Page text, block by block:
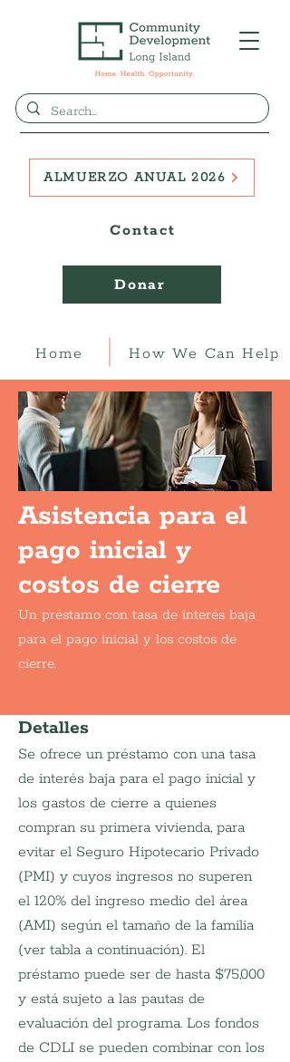
Donar
Contact
ALMUERZO ANUAL 2026
Home How We Can Help
Asistencia para el
pago inicial y
costos de cierre
Un préstamo con tasa de interés baja
para el pago inicial y los costos de
cierre.
Detalles
Se ofrece un préstamo con una tasa
de interés baja para el pago inicial y
los gastos de cierre a quienes
compran su primera vivienda, para
evitar el Seguro Hipotecario Privado
(PMI) y cuyos ingresos no superen
el 120% del ingreso medio del área
(AMI) según el tamaño de la familia
(ver tabla a continuación). El
préstamo puede ser de hasta $75,000
y está sujeto a las pautas de
evaluación del programa. Los fondos
de CDLI se pueden combinar con los